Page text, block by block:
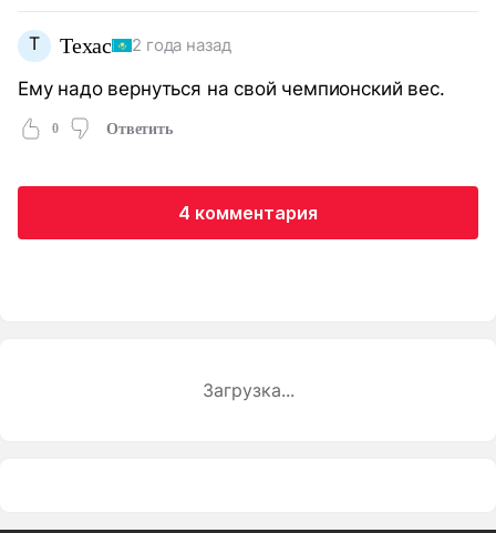
Т Техас 2 года назад
Ему надо вернуться на свой чемпионский вес.
0 Ответить
4 комментария
Загрузка...